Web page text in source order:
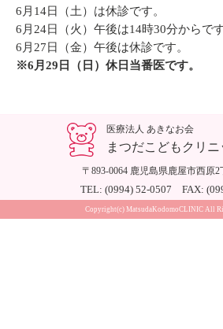
6月14日（土）は休診です。
6月24日（火）午後は14時30分からです
6月27日（金）午後は休診です。
※6月29日（日）休日当番医です。
医療法人 あきなお会
まつだこどもクリニ
〒893-0064 鹿児島県鹿屋市西原2
TEL: (0994) 52-0507 FAX:
Copyright(c) MatsudaKodomoCLINIC All